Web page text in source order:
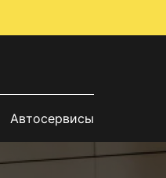
Автосервисы